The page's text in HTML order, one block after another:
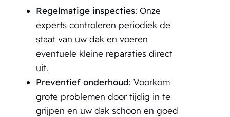
Regelmatige inspecties: Onze
experts controleren periodiek de
staat van uw dak en voeren
eventuele kleine reparaties direct
uit.
Preventief onderhoud: Voorkom
grote problemen door tijdig in te
grijpen en uw dak schoon en goed